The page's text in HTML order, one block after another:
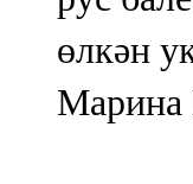
өлкән
Марина